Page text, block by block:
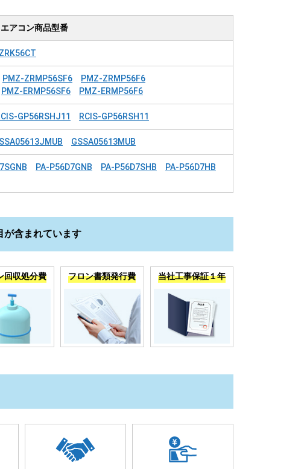
エアコン商品型番
PMZ-ZRMP56SF6
PMZ-ZRMP56F6
PMZ-ERMP56SF6 PMZ-ERMP56F6
GP56RSHJ11 RCIS-GP56RSH11
GSSA05613MUB
PA-P56D7GNB PA-P56D7SHB
PA-P56D7HB
が含まれています
回収処分費 フロン書類発行費 当社工事保証１年